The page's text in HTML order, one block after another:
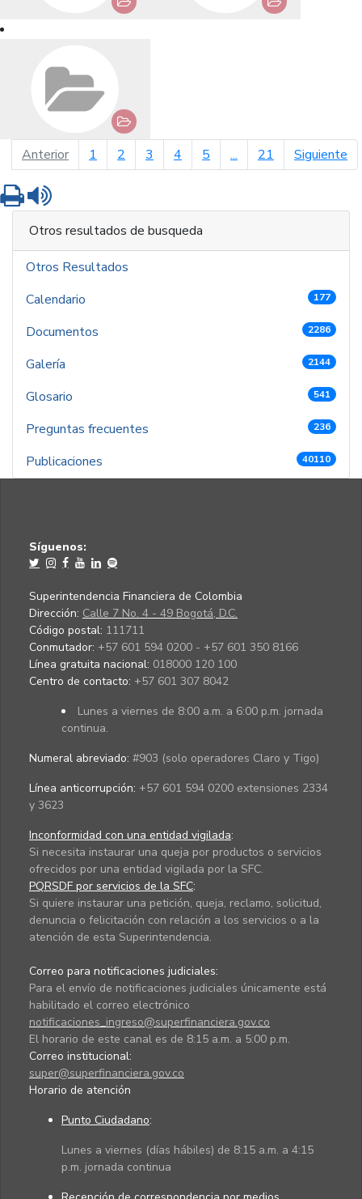
Anteriorpágina anterior
1 2 3 4 5 ... 21 Siguiente
Imprimir
Otros resultados de busqueda
Otros Resultados
Calendario
177
Documentos 2286
Galería 2144
Glosario 541
Preguntas frecuentes 236
Publicaciones 40110
Síguenos:
Superintendencia Financiera de Colombia
Dirección: Calle 7 No. 4 - 49 Bogotá, D.C.
Código postal: 111711
Conmutador: +57 601 594 0200 - +57 601 350 8166
Línea gratuita nacional: 018000 120 100
Centro de contacto: +57 601 307 8042
Lunes a viernes de 8:00 a.m. a 6:00 p.m. jornada
continua.
Numeral abreviado: #903 (solo operadores Claro y Tigo)
Línea anticorrupción: +57 601 594 0200 extensiones 2334
y 3623
Inconformidad con una entidad vigilada:
Si necesita instaurar una queja por productos o servicios
ofrecidos por una entidad vigilada por la SFC.
PQRSDF por servicios de la SFC:
Si quiere instaurar una petición, queja, reclamo, solicitud,
denuncia o felicitación con relación a los servicios o a la
atención de esta Superintendencia.
Correo para notificaciones judiciales:
Para el envío de notificaciones judiciales únicamente está
habilitado el correo electrónico
notificaciones_ingreso@superfinanciera.gov.co
El horario de este canal es de 8:15 a.m. a 5:00 p.m.
Correo institucional:
super@superfinanciera.gov.co
Horario de atención
Punto Ciudadano:
Lunes a viernes (días hábiles) de 8:15 a.m. a 4:15
p.m. jornada continua